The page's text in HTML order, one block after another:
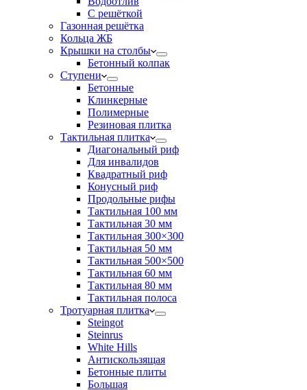
С решёткой
Газонная решётка
Кольца ЖБ
Крышки на столбы
Бетонный колпак
Ступени
Бетонные
Клинкерные
Полимерные
Резиновая плитка
Тактильная плитка
Диагональный риф
Для инвалидов
Квадратный риф
Конусный риф
Продольные рифы
Тактильная 100 мм
Тактильная 30 мм
Тактильная 300×300
Тактильная 50 мм
Тактильная 500×500
Тактильная 60 мм
Тактильная 80 мм
Тактильная полоса
Тротуарная плитка
Steingot
Steinrus
White Hills
Антискользящая
Бетонные плиты
Большая